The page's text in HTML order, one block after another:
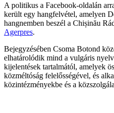
A politikus a Facebook-oldalán
került egy hangfelvétel, amelyen
hangnemben beszél a Chișinău
Agerpres.
Bejegyzésében Csoma Botond
elhatárolódik mind a vulgáris
kijelentések tartalmától, amelyek
közméltóság felelősségével, és
közintézményekbe és a